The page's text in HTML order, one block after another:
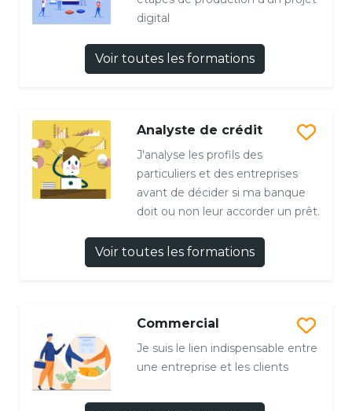
digital
Voir toutes les formations
Analyste de crédit
J'analyse les profils des
particuliers et des entreprises
avant de décider si ma banque
doit ou non leur accorder un prêt.
Voir toutes les formations
Commercial
Je suis le lien indispensable entre
une entreprise et les clients